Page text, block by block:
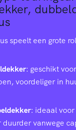
speelt een grote
: geschikt
voordeliger in
: ideaal
duurder vanwege